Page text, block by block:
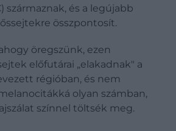
származnak, és a legújabb
összpontosít.
öregszünk, ezen
előfutárai „elakadnak" a
régióban, és nem
olyan számban,
színnel töltsék meg.